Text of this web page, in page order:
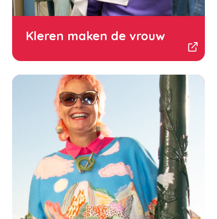
Kleren maken de vrouw